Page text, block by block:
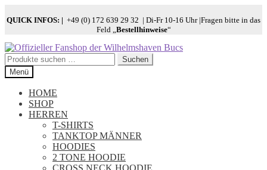
QUICK INFOS: | +49 (0) 172 639 29 32 | Di-Fr 10-16 Uhr |Fragen bitte in das
Feld „Bestellhinweise“
Zur
Navigation
springen
Zum
Inhalt
springen
Suchen
nach:
Suchen
Menü
HOME
SHOP
HERREN
T-SHIRTS
TANKTOP MÄNNER
HOODIES
2 TONE HOODIE
CROSS NECK HOODIE